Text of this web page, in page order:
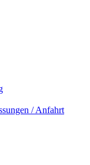
/ Anfahrt